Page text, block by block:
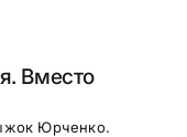
Вместо
Юрченко.